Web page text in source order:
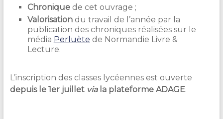
Chronique de cet ouvrage ;
Valorisationdu travail de l’année par la
publication des chroniques réalisées sur le
média Perluète de Normandie Livre &
Lecture.
L’inscription des classes lycéennes est ouverte
depuis le 1 er juillet via la plateforme ADAGE.